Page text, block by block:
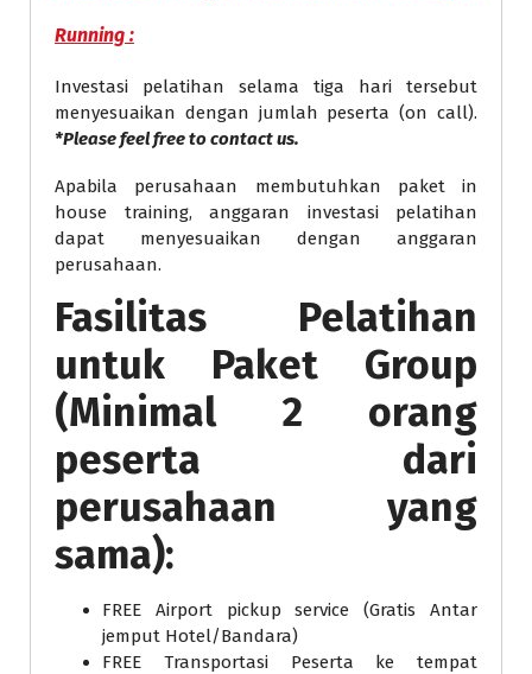
Running :
Investasi pelatihan selama tiga hari tersebut
menyesuaikan dengan jumlah peserta (on call).
*Please feel free to contact us.
Apabila perusahaan membutuhkan paket in
house training, anggaran investasi pelatihan
dapat menyesuaikan dengan anggaran
perusahaan.
Fasilitas Pelatihan
untuk Paket Group
(Minimal 2 orang
peserta dari
perusahaan yang
sama):
FREE Airport pickup service (Gratis Antar
jemput Hotel/Bandara)
FREE Transportasi Peserta ke tempat